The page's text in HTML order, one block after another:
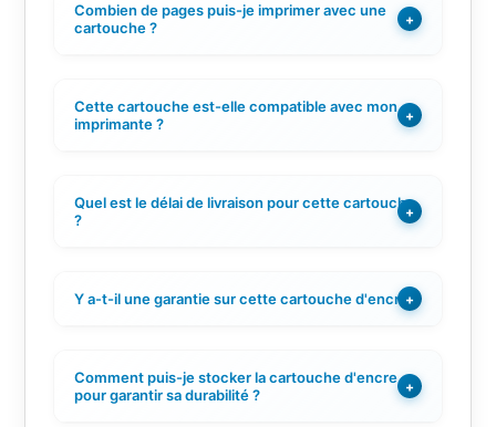
Combien de pages puis-je imprimer avec une
cartouche ?
+
Cette cartouche est-elle compatible avec mon
imprimante ?
+
Quel est le délai de livraison pour cette cartouche
?
+
Y a-t-il une garantie sur cette cartouche d'encre ?
+
Comment puis-je stocker la cartouche d'encre
pour garantir sa durabilité ?
+